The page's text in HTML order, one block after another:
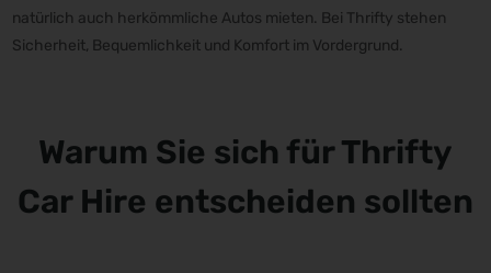
natürlich auch herkömmliche Autos mieten. Bei Thrifty stehen
Sicherheit, Bequemlichkeit und Komfort im Vordergrund.
Warum Sie sich für Thrifty
Car Hire entscheiden sollten